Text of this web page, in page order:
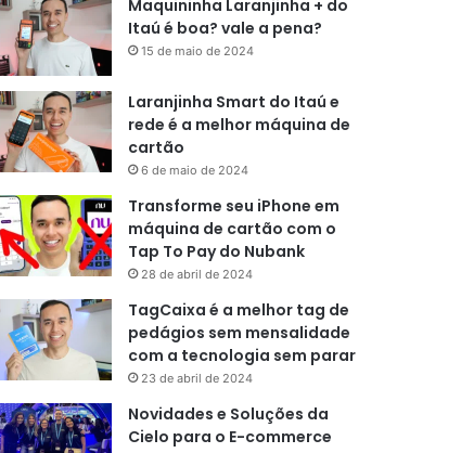
Maquininha Laranjinha + do
Itaú é boa? vale a pena?
15 de maio de 2024
Laranjinha Smart do Itaú e
rede é a melhor máquina de
cartão
6 de maio de 2024
Transforme seu iPhone em
máquina de cartão com o
Tap To Pay do Nubank
28 de abril de 2024
TagCaixa é a melhor tag de
pedágios sem mensalidade
com a tecnologia sem parar
23 de abril de 2024
Novidades e Soluções da
Cielo para o E-commerce